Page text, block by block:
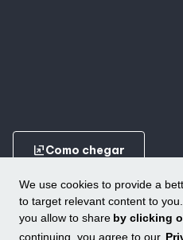
We use cookies to provide a
to target relevant content to
you allow to share by clicking
continuing, you agree to our
ungroupComo chegar